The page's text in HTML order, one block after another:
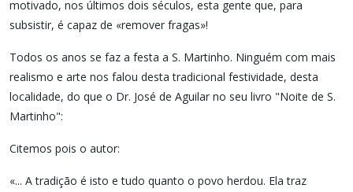
motivado, nos últimos dois séculos, esta gente que, para
subsistir, é capaz de «remover fragas»!
Todos os anos se faz a festa a S. Martinho. Ninguém com mais
realismo e arte nos falou desta tradicional festividade, desta
localidade, do que o Dr. José de Aguilar no seu livro "Noite de S.
Martinho":
Citemos pois o autor:
«... A tradição é isto e tudo quanto o povo herdou. Ela traz